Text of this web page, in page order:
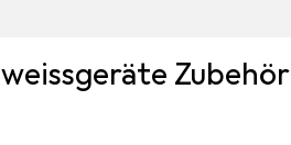
Zubehör